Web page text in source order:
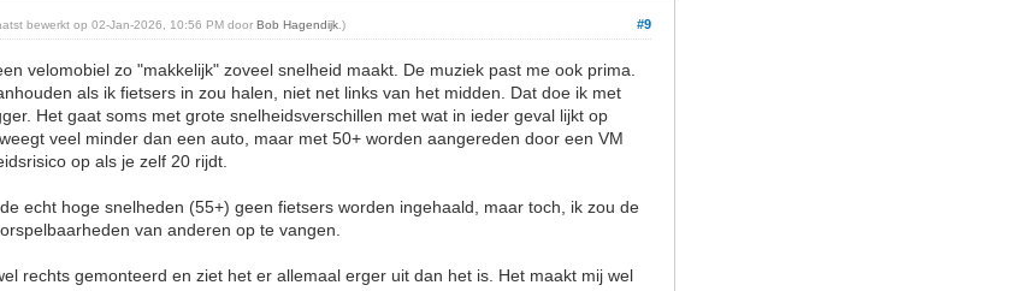
#9
bewerkt op 02-Jan-2026, 10:56 PM doorBob Hagendijk .)
velomobiel zo "makkelijk" zoveel snelheid maakt. De muziek past me ook prima.
als ik fietsers in zou halen, niet net links van het midden. Dat doe ik met
Het gaat soms met grote snelheidsverschillen met wat in ieder geval lijkt op
veel minder dan een auto, maar met 50+ worden aangereden door een VM
op als je zelf 20 rijdt.
echt hoge snelheden (55+) geen fietsers worden ingehaald, maar toch, ik zou de
van anderen op te vangen.
rechts gemonteerd en ziet het er allemaal erger uit dan het is. Het maakt mij wel